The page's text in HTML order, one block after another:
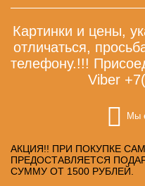
Картинки и цены,
отличаться,
телефону.!!!
Viber
Мы
АКЦИЯ!! ПРИ ПОКУПКЕ
ПРЕДОСТАВЛЯЕТСЯ
СУММУ ОТ 1500 РУБЛЕЙ.